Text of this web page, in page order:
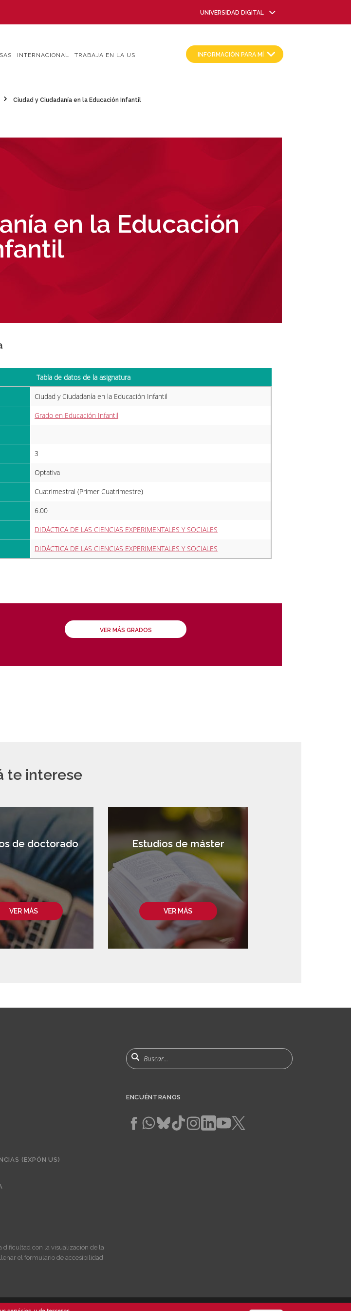
UNIVERSIDAD DIGITAL
INTERNACIONAL TRABAJA EN LA US INFORMACIÓN PARA MÍ
Ciudad y Ciudadanía en la Educación Infantil
en la Educación
Tabla de datos de la asignatura
Ciudad y Ciudadanía en la Educación Infantil
Grado en Educación Infantil
3
Optativa
Cuatrimestral (Primer Cuatrimestre)
6.00
DIDÁCTICA DE LAS CIENCIAS EXPERIMENTALES Y SOCIALES
DIDÁCTICA DE LAS CIENCIAS EXPERIMENTALES Y SOCIALES
VER MÁS GRADOS
te interese
VER MÁS
de doctorado
VER MÁS
Estudios de máster
(EXPÓN US)
dificultad con la visualización de la
el formulario de accesibilidad
Buscar
ENCUÉNTRANOS